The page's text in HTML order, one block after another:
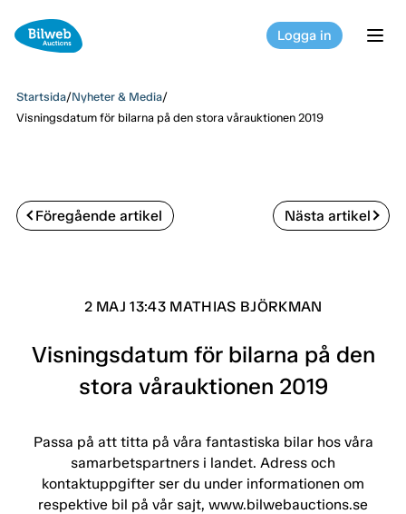
Logga in
Startsida/Nyheter & Media/
Visningsdatum för bilarna på den stora vårauktionen 2019
Föregående artikel Nästa artikel
2 MAJ 13:43 MATHIAS BJÖRKMAN
Visningsdatum för bilarna på den
stora vårauktionen 2019
Passa på att titta på våra fantastiska bilar hos våra
samarbetspartners i landet. Adress och
kontaktuppgifter ser du under informationen om
respektive bil på vår sajt, www.bilwebauctions.se